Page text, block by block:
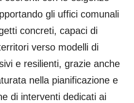
gli uffici comunali
concreti, capaci di
verso modelli di
e resilienti, grazie anche
nella pianificazione e
di interventi dedicati ai